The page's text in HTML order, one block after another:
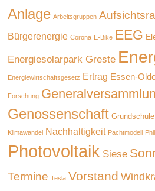
Anlage Arbeitsgruppen
Bürgerenergie Corona E-Bike EEG
Energiesolarpark Greste
Energiewirtschaftsgesetz Ertrag Essen-
Forschung
Genossenschaft
Klimawandel Nachhaltigkeit Pachtmodell
Photovoltaik Siese
Termine Tesla Vorstand